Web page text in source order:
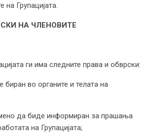
на Групацијата.
НА ЧЛЕНОВИТЕ
ги има следните права и обврски:
во органите и телата на
да биде информиран за прашања
на Групацијата;